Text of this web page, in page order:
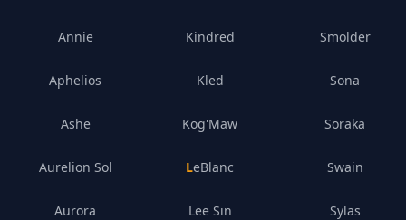
Annie
Aphelios
Ashe
Aurelion Sol
Aurora
Kindred
Kled
Kog'Maw
LeBlanc
Lee Sin
Smolder
Sona
Soraka
Swain
Sylas